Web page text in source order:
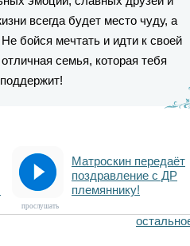
всегда будет место чуду, а
бойся мечтать и идти к своей
семья, которая тебя
Матроскин передаёт
поздравление с ДР
племяннику!
прослушать